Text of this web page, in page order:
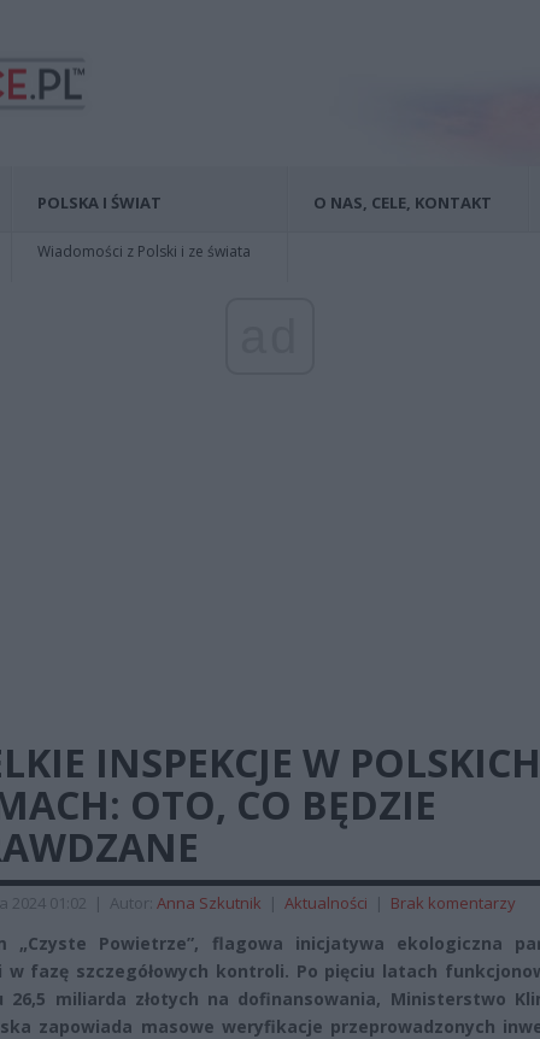
POLSKA I ŚWIAT
Wiadomości z Polski i ze świata
O NAS, CELE, KONTAKT
INSPEKCJE W POLSKICH
OTO, CO BĘDZIE
2024 01:02 | Autor: Anna Szkutnik | Aktualności | Brak komentarzy
„Czyste Powietrze”, flagowa inicjatywa ekologiczna
w fazę szczegółowych kontroli. Po pięciu latach
26,5 miliarda złotych na dofinansowania, Ministerstwo
zapowiada masowe weryfikacje przeprowadzonych